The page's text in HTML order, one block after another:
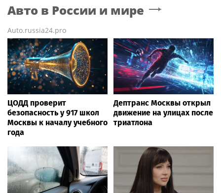
Авто в России и мире
Auto.russia24.pro
ЦОДД проверит
безопасность у 917 школ
Москвы к началу учебного
года
Дептранс Москвы открыл
движение на улицах после
триатлона